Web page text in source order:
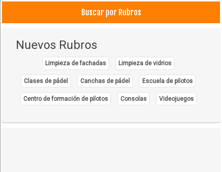
Buscar por Rubros
Nuevos Rubros
Limpieza de fachadas Limpieza de vidrios
Clases de pádel Canchas de pádel Escuela de pilotos
Centro de formación de pilotos Consolas Videojuegos